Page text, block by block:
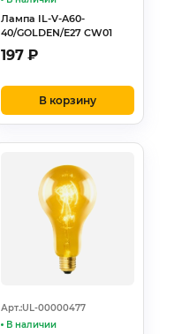
Лампа IL-V-A60-
40/GOLDEN/E27 CW01
197 ₽
В корзину
Арт.:UL-00000477
В наличии